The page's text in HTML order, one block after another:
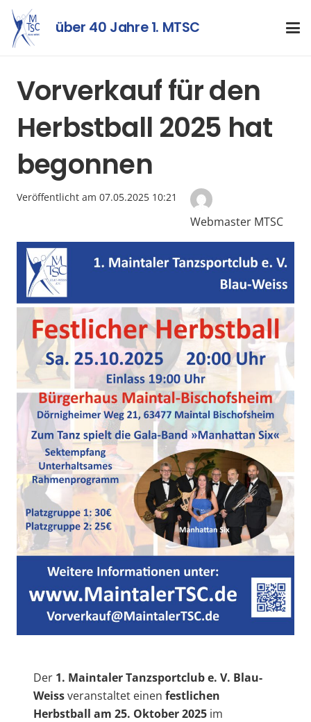
über 40 Jahre 1. MTSC
Vorverkauf für den
Herbstball 2025 hat
begonnen
Veröffentlicht am 07.05.2025 10:21
Webmaster MTSC
Der 1. Maintaler Tanzsportclub e. V. Blau-
Weissveranstaltet einen festlichen
Herbstball am 25. Oktober 2025 im